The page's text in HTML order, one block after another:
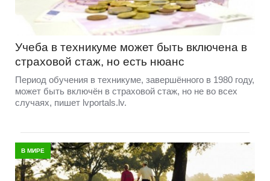
Учеба в техникуме может быть включена в
страховой стаж, но есть нюанс
Период обучения в техникуме, завершённого в 1980 году,
может быть включён в страховой стаж, но не во всех
случаях, пишет lvportals.lv.
В МИРЕ